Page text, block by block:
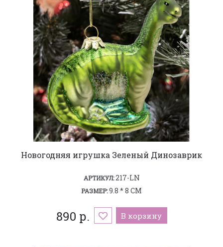
Новогодняя игрушка Зеленый Динозаврик
АРТИКУЛ:217-LN
РАЗМЕР:9.8 * 8 СМ
890 р. В корзину